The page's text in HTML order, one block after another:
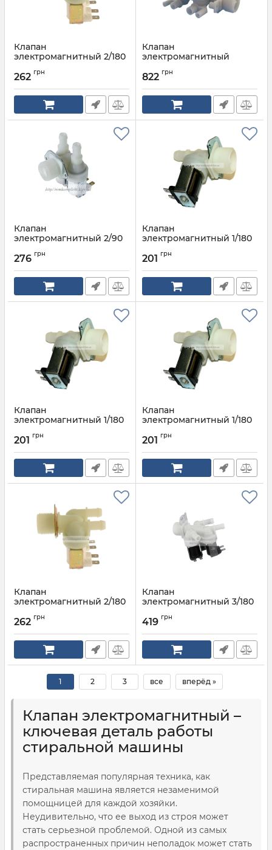
Клапан
электромагнитный 2/180
262 грн
Клапан
электромагнитный
C00110333
Артикул: C00111096
822 грн
Клапан
электромагнитный 2/90
276 грн
Клапан
электромагнитный 1/180
201 грн
Клапан
электромагнитный 1/180
201 грн
Клапан
электромагнитный 1/180
201 грн
Клапан
электромагнитный 2/180
262 грн
Клапан
электромагнитный 3/180
419 грн
1 2 3 все вперёд »
Клапан электромагнитный –
ключевая деталь работы
стиральной машины
Представляемая популярная техника, как
стиральная машина является незаменимой
помощницей для каждой хозяйки.
Неудивительно, что ее выход из строя может
стать серьезной проблемой. Одной из самых
распространенных причин неполадок может стать